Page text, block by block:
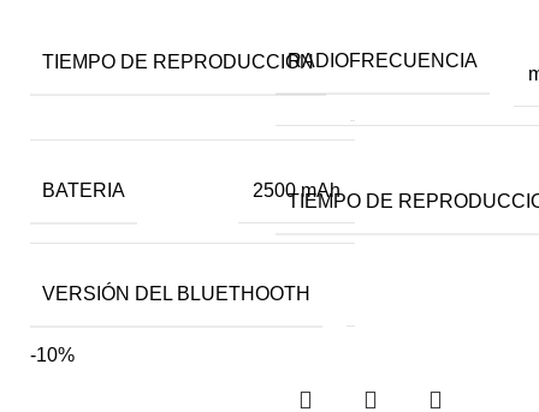
TIEMPO DE REPRODUCCION
10
BATERIA 2500 mAh
VERSIÓN DEL BLUETHOOTH
RADIOFRECUENCIA
TIEMPO DE
-10%